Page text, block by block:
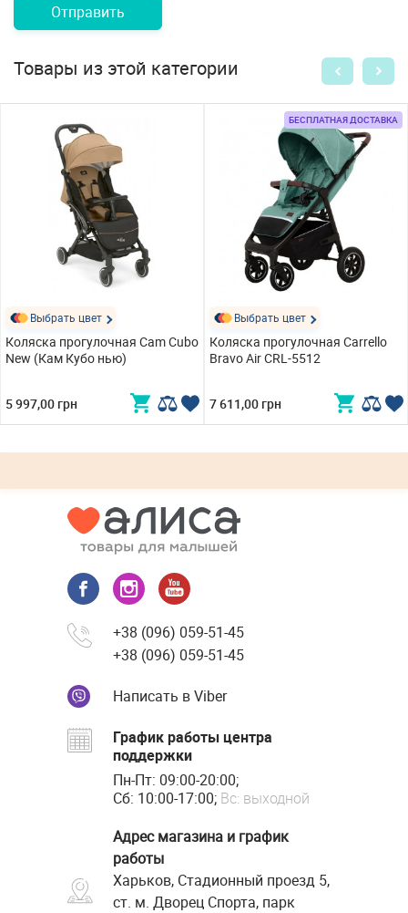
Отправить
Товары из этой категории
Выбрать цвет
Коляска прогулочная Cam Cubo
New (Кам Кубо нью)
5 997,00 грн
БЕСПЛАТНАЯ ДОСТАВКА
Выбрать цвет
Коляска прогулочная Carrello
Bravo Air CRL-5512
7 611,00 грн
+38 (096) 059-51-45
+38 (096) 059-51-45
Написать в Viber
График работы центра
поддержки
Пн-Пт: 09:00-20:00;
Сб: 10:00-17:00; Вс: выходной
Адрес магазина и график
работы
Харьков, Стадионный проезд 5,
ст. м. Дворец Спорта, парк